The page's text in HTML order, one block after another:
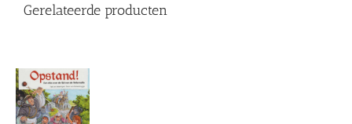
Gerelateerde producten